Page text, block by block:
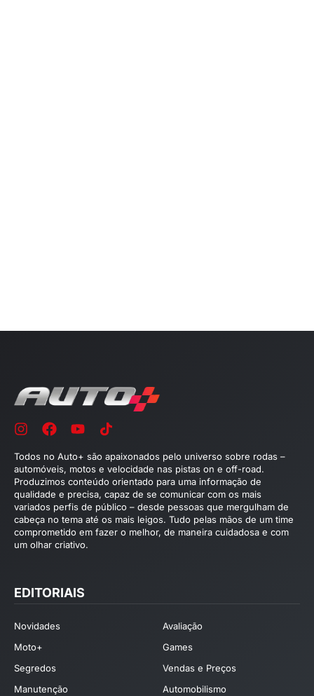
Todos no Auto+ são apaixonados pelo universo sobre rodas –
automóveis, motos e velocidade nas pistas on e off-road.
Produzimos conteúdo orientado para uma informação de
qualidade e precisa, capaz de se comunicar com os mais
variados perfis de público – desde pessoas que mergulham de
cabeça no tema até os mais leigos. Tudo pelas mãos de um time
comprometido em fazer o melhor, de maneira cuidadosa e com
um olhar criativo.
EDITORIAIS
Novidades
Avaliação
Moto+
Games
Segredos
Vendas e Preços
Manutenção
Automobilismo